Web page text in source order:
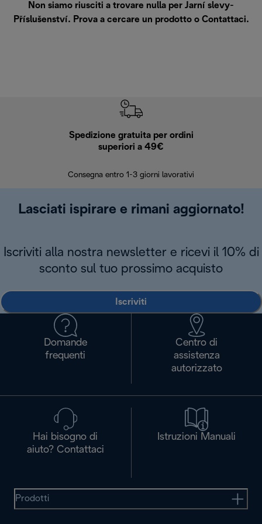
Non siamo riusciti a trovare nulla per Jarní slevy-
Příslušenství. Prova a cercare un prodotto o Contattaci.
Spedizione gratuita per ordini
superiori a 49€
Consegna entro 1-3 giorni lavorativi
Lasciati ispirare e rimani aggiornato!
Iscriviti alla nostra newsletter e ricevi il 10% di
sconto sul tuo prossimo acquisto
Iscriviti
Domande
frequenti
Centro di
assistenza
autorizzato
Hai bisogno di
aiuto? Contattaci
Istruzioni Manuali
Prodotti